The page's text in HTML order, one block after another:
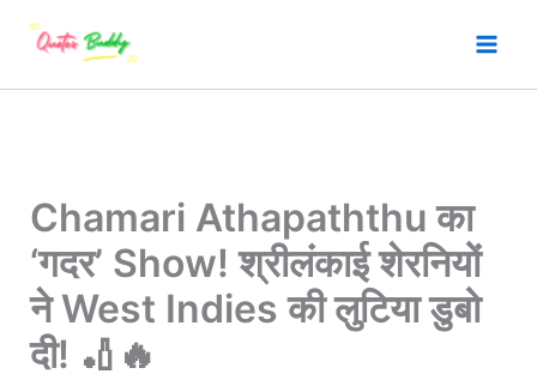
Chamari Athapaththu का
‘गदर’ Show! श्रीलंकाई शेरनियों
ने West Indies की लुटिया डुबो
दी! 🏏🔥